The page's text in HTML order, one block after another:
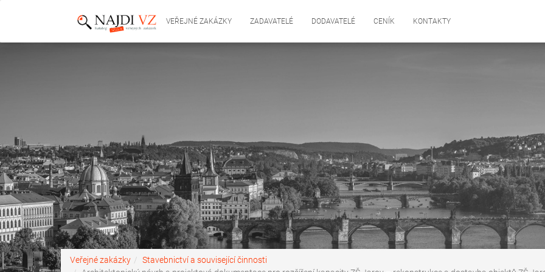
VEŘEJNÉ ZAKÁZKY ZADAVATELÉ DODAVATELÉ CENÍK KONTAKTY
Veřejné zakázky
Stavebnictví a související činnosti